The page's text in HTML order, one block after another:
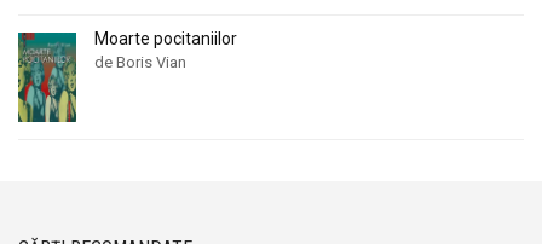
Moarte pocitaniilor
de Boris Vian